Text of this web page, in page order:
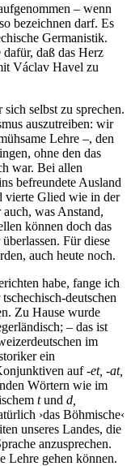
– wenn
bezeichnen darf. Es
Germanistik.
daß das Herz
Václav Havel zu
selbst zu sprechen.
auszutreiben: wir
Lehre –, den
ohne den das
war. Bei allen
befreundete Ausland
vierte Glied wie in der
was Anstand,
können doch das
Für diese
auch heute noch.
habe, fange ich
deutschen
Zu Hause wurde
– das ist
im
ein
auf-et, -at,
Wörtern wie im
tund d,
›das Böhmische‹
unseres Landes, die
anzusprechen.
Lehre gehen können.